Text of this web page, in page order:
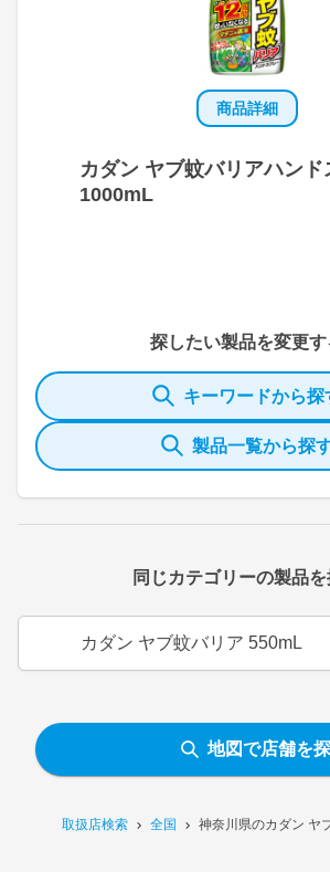
取扱店検索 全国 神奈川県のカダン ヤ
商品詳細
カダン ヤブ蚊バリアハンド
1000mL
探したい製品を変更す
キーワードから探
製品一覧から探
同じカテゴリーの製品
カダン ヤブ蚊バリア 550mL
地図で店舗を